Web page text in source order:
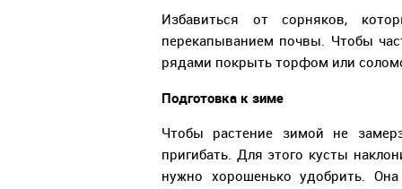
Избавиться от сорняков,
перекапыванием почвы. Чтобы
рядами покрыть торфом или
Подготовка к зиме
Чтобы растение зимой не
пригибать. Для этого кусты
нужно хорошенько удобрить.